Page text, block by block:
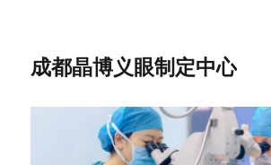
成都晶博义眼制定中心